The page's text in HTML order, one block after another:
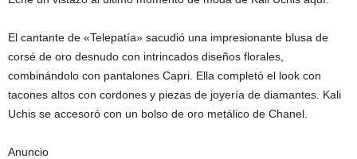
El cantante de «Telepatía» sacudió una impresionante blusa de
corsé de oro desnudo con intrincados diseños florales,
combinándolo con pantalones Capri. Ella completó el look con
tacones altos con cordones y piezas de joyería de diamantes. Kali
Uchis se accesoró con un bolso de oro metálico de Chanel.
Anuncio